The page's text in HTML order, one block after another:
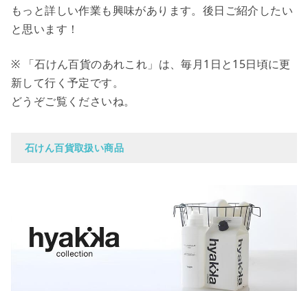
もっと詳しい作業も興味があります。後日ご紹介したい
と思います！
※ 「石けん百貨のあれこれ」は、毎月1日と15日頃に更
新して行く予定です。
どうぞご覧くださいね。
石けん百貨取扱い商品